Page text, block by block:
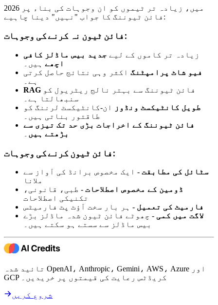
2026 میں، زیادہ تر ٹیموں کو ان وجوہات کی بناء پر
فائن ٹیوننگ کا جواب "نہیں" دینا چاہیے:
فائن ٹیون نہ کرنے کی وجوہات:
زیادہ تر کاموں کے لیے جدید بیس ماڈلز کافی
اچھے ہیں۔
فیو شاٹ پرامپٹنگ اکثر وہی نتائج حاصل کرتی
ہے۔
RAG
سنبھالتا ہے۔
طویل کانٹیکسٹ ونڈوز
ان-کانٹیکسٹ لرننگ کو
طاقتور بناتی ہیں۔
فائن ٹیوننگ کے اخراجات بڑی حد تک تیزی سے
بڑھتے ہیں
فائن ٹیون کرنے کی وجوہات:
سٹائل کی مطابقت - ایک مخصوص برانڈ کی آواز سے
ملانا
ڈومین کے مخصوص اصطلاحات - طبی، قانونی،
تکنیکی اصطلاحات
فارمیٹ کی تعمیل - ہر بار سخت آؤٹ پٹ فارمیٹس
لاگت میں کمی - چھوٹے فائن ٹیون شدہ ماڈلز بڑے
بیس ماڈلز سے سستے ہو سکتے ہیں۔
تائید شدہ OpenAI، Anthropic، Gemini، AWS، Azure اور
GCP کریڈٹس رعایت کی قیمتوں پر خریدیں۔
شروع کریں